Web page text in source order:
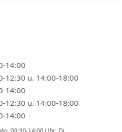
14:00
12:30 u. 14:00-18:00
14:00
12:30 u. 14:00-18:00
14:00